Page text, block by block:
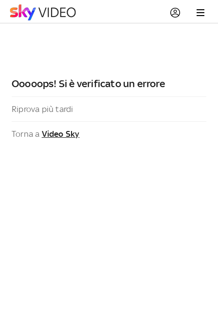
Ooooops! Si è verificato un errore
Riprova più tardi
Torna a Video Sky